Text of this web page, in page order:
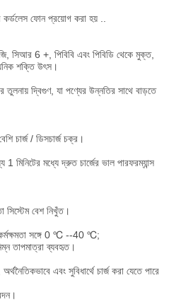
কর্ডলেস ফোন প্রয়োগ করা হয় ..
সিআর 6 +, পিবিবি এবং পিবিডি থেকে মুক্ত,
শক্তি উৎস।
তুলনায় দ্বিগুণ, যা পণ্যের উন্নতির সাথে বাড়তে
চার্জ / ডিসচার্জ চক্র।
মিনিটের মধ্যে দ্রুত চার্জের ভাল পারফরম্যান্স
সিস্টেম বেশ নিখুঁত।
কর্মক্ষমতা সঙ্গে 0 ℃ --40 ℃;
তাপমাত্রা ব্যবহৃত।
এবং সুবিধার্থে চার্জ করা যেতে পারে